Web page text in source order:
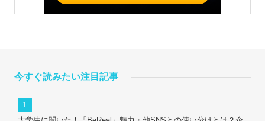
今すぐ読みたい注目記事